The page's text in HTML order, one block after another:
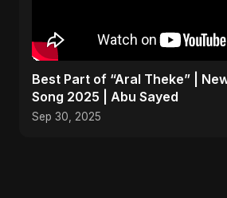
Best Part of “Aral Theke” |
Song 2025 | Abu Sayed
Sep 30, 2025